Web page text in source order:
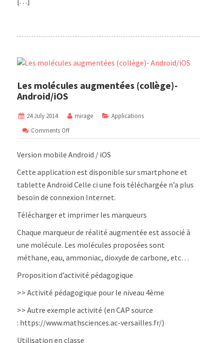
Les molécules augmentées (collège)-
Android/iOS
24 July 2014 mirage
Applications
Comments Offon
Les
augmentées
Android/iOS
Version mobile Android / iOS
Cette application est disponible sur smartphone et
tablette Android Celle ci une fois téléchargée n’a plus
besoin de connexion Internet.
Télécharger et imprimer les marqueurs
Chaque marqueur de réalité augmentée est associé à
une molécule. Les molécules proposées sont
méthane, eau, ammoniac, dioxyde de carbone, etc…
Proposition d’activité pédagogique
>> Activité pédagogique pour le niveau 4ème
>> Autre exemple activité (en CAP source
: https://www.mathsciences.ac-versailles.fr/)
Utilisation en classe